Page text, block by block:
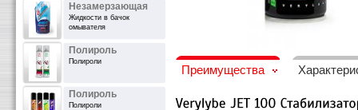
Незамерзающая
Жидкости в бачок
омывателя
Полироль
Полироли
Полироль
Полироли
Преимущества